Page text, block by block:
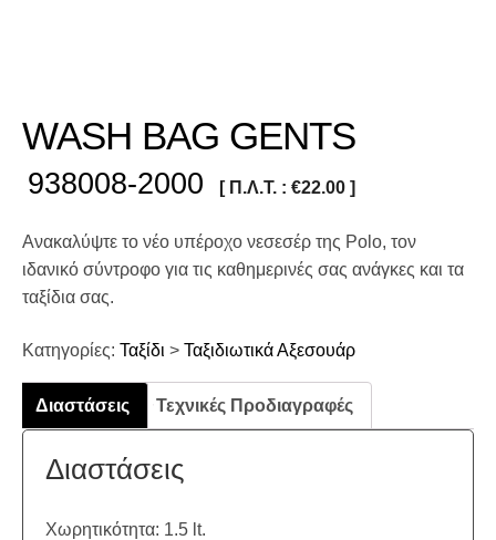
WASH BAG GENTS
938008-2000 [ Π.Λ.Τ. : €22.00 ]
Ανακαλύψτε το νέο υπέροχο νεσεσέρ της Polo, τον
ιδανικό σύντροφο για τις καθημερινές σας ανάγκες και τα
ταξίδια σας.
Κατηγορίες: Ταξίδι > Ταξιδιωτικά Αξεσουάρ
Διαστάσεις Τεχνικές Προδιαγραφές
Διαστάσεις
Χωρητικότητα: 1.5 lt.